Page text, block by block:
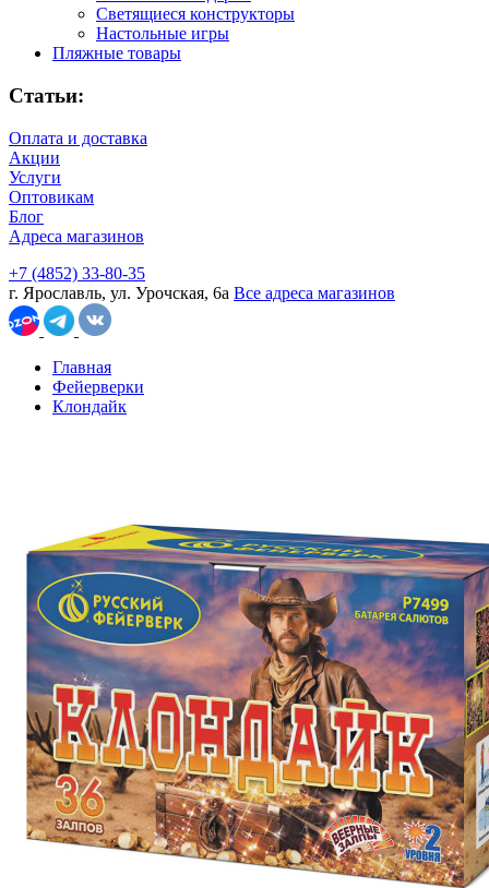
Светящиеся конструкторы
Настольные игры
Пляжные товары
Статьи:
Оплата и доставка
Акции
Услуги
Оптовикам
Блог
Адреса магазинов
+7 (4852) 33-80-35
г. Ярославль, ул. Урочская, 6а Все адреса магазинов
Главная
Фейерверки
Клондайк